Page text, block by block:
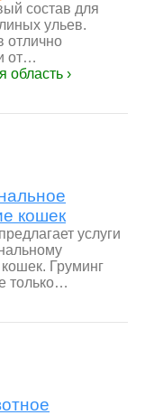
состав для
ульев.
отлично
от…
область ›
кошек
услуги
Груминг
только…